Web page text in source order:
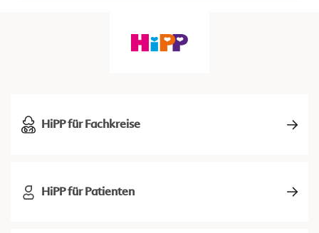
HiPP für Fachkreise
HiPP für Patienten